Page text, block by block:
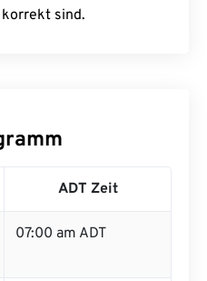
sind.
ADT Zeit
07:00 am ADT